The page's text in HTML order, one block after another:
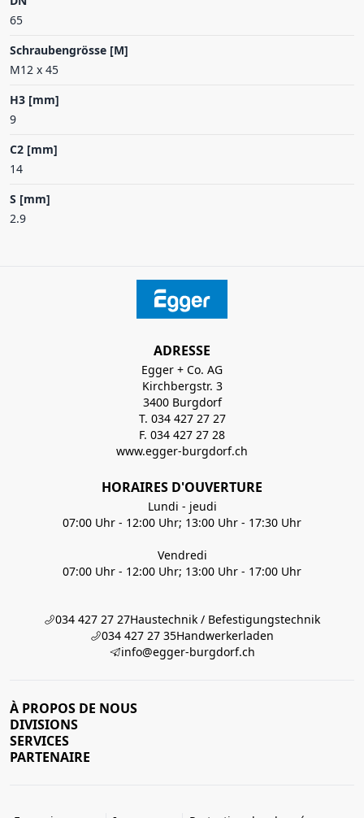
65
Schraubengrösse [M]
M12 x 45
H3 [mm]
9
C2 [mm]
14
S [mm]
2.9
ADRESSE
Egger + Co. AG
Kirchbergstr. 3
3400 Burgdorf
T. 034 427 27 27
F. 034 427 27 28
www.egger-burgdorf.ch
HORAIRES D'OUVERTURE
Lundi - jeudi
07:00 Uhr - 12:00 Uhr; 13:00 Uhr - 17:30 Uhr
Vendredi
07:00 Uhr - 12:00 Uhr; 13:00 Uhr - 17:00 Uhr
034 427 27 27Haustechnik / Befestigungstechnik
034 427 27 35Handwerkerladen
info@egger-burgdorf.ch
À PROPOS DE NOUS
DIVISIONS
SERVICES
PARTENAIRE